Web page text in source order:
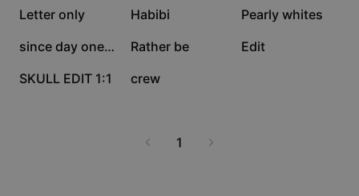
Dreamina Seedance 2.0 Launch
6.1K
Letter only 4.4K
Habibi 3.6K
Pearly whites
2.8K since day one aesthe 1.9K
Rather be 1K
Edit
169
SKULL EDIT 1:1 11
crew
1